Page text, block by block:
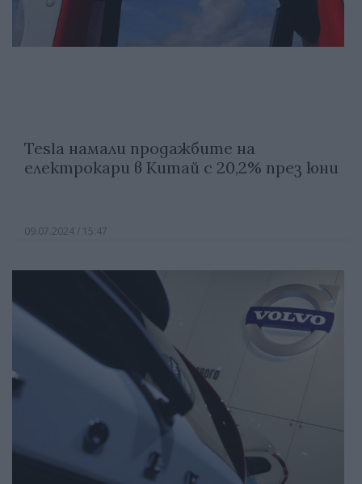
Tesla намали продажбите на
електрокари в Китай с 20,2% през юни
09.07.2024 / 15:47